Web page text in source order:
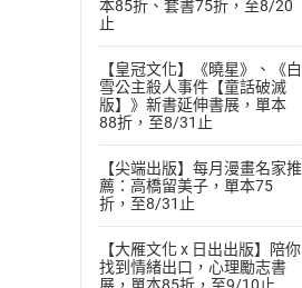
本85折、套書75折，至8/20
止
【皇冠文化】《曉星》、《白
雪公主殺人事件【童話破滅
版】》新書延伸書展，單本
88折，至8/31止
【尖端出版】每月漫畫名家推
薦：高橋留美子，單本75
折，至8/31止
【大雁文化 x 日出出版】陪你
找到情緒出口，心理勵志書